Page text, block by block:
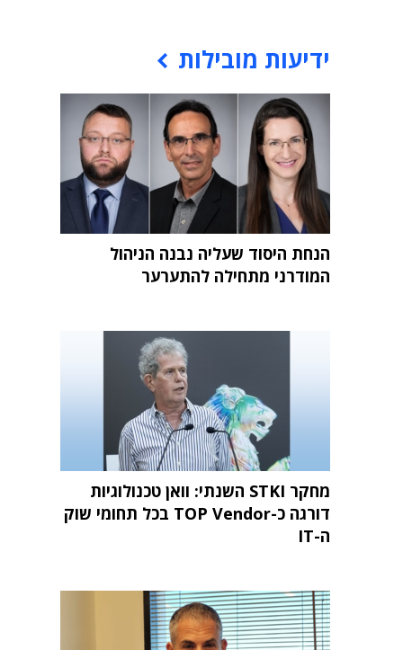
ידיעות מובילות
הנחת היסוד שעליה נבנה הניהול
המודרני מתחילה להתערער
מחקר STKI השנתי: וואן טכנולוגיות
דורגה כ-TOP Vendor בכל תחומי שוק
ה-IT